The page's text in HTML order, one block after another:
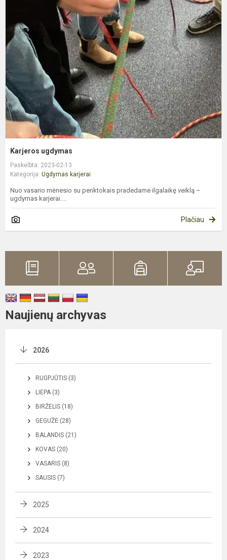
Karjeros ugdymas
Paskelbta: 2023-02-13
Kategorija: Ugdymas karjerai
Nuo vasario mėnesio su penktokais pradedame ilgalaikę veiklą –
ugdymas karjerai....
Plačiau
Naujienų archyvas
2026
RUGPJŪTIS (3)
LIEPA (3)
BIRŽELIS (18)
GEGUŽĖ (28)
BALANDIS (21)
KOVAS (20)
VASARIS (8)
SAUSIS (7)
2025
2024
2023